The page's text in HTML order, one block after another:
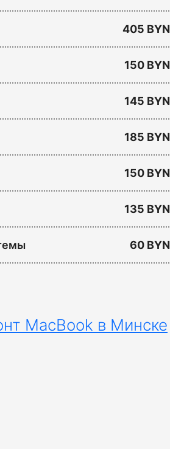
405 BYN
150 BYN
145 BYN
185 BYN
150 BYN
135 BYN
60 BYN
MacBook в Минске